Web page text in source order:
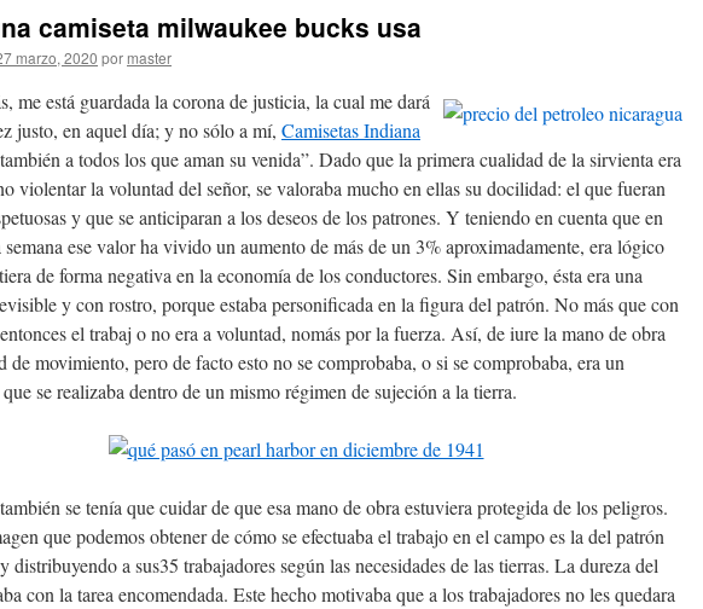
camiseta milwaukee bucks usa
marzo, 2020 por master
me está guardada la corona de justicia, la cual me dará
justo, en aquel día; y no sólo a mí, Camisetas Indiana
a todos los que aman su venida”. Dado que la primera cualidad de la sirvienta era
violentar la voluntad del señor, se valoraba mucho en ellas su docilidad: el que fueran
y que se anticiparan a los deseos de los patrones. Y teniendo en cuenta que en
ese valor ha vivido un aumento de más de un 3% aproximadamente, era lógico
de forma negativa en la economía de los conductores. Sin embargo, ésta era una
y con rostro, porque estaba personificada en la figura del patrón. No más que con
el trabaj o no era a voluntad, nomás por la fuerza. Así, de iure la mano de obra
de movimiento, pero de facto esto no se comprobaba, o si se comprobaba, era un
se realizaba dentro de un mismo régimen de sujeción a la tierra.
se tenía que cuidar de que esa mano de obra estuviera protegida de los peligros.
que podemos obtener de cómo se efectuaba el trabajo en el campo es la del patrón
distribuyendo a sus35 trabajadores según las necesidades de las tierras. La dureza del
con la tarea encomendada. Este hecho motivaba que a los trabajadores no les quedara